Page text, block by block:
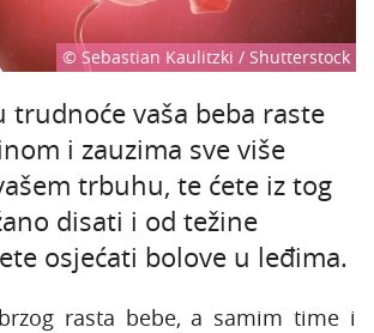
© Sebastian Kaulitzki / Shutterstock
trudnoće vaša beba raste
i zauzima sve više
trbuhu, te ćete iz tog
disati i od težine
osjećati bolove u leđima.
rasta bebe, a samim time i